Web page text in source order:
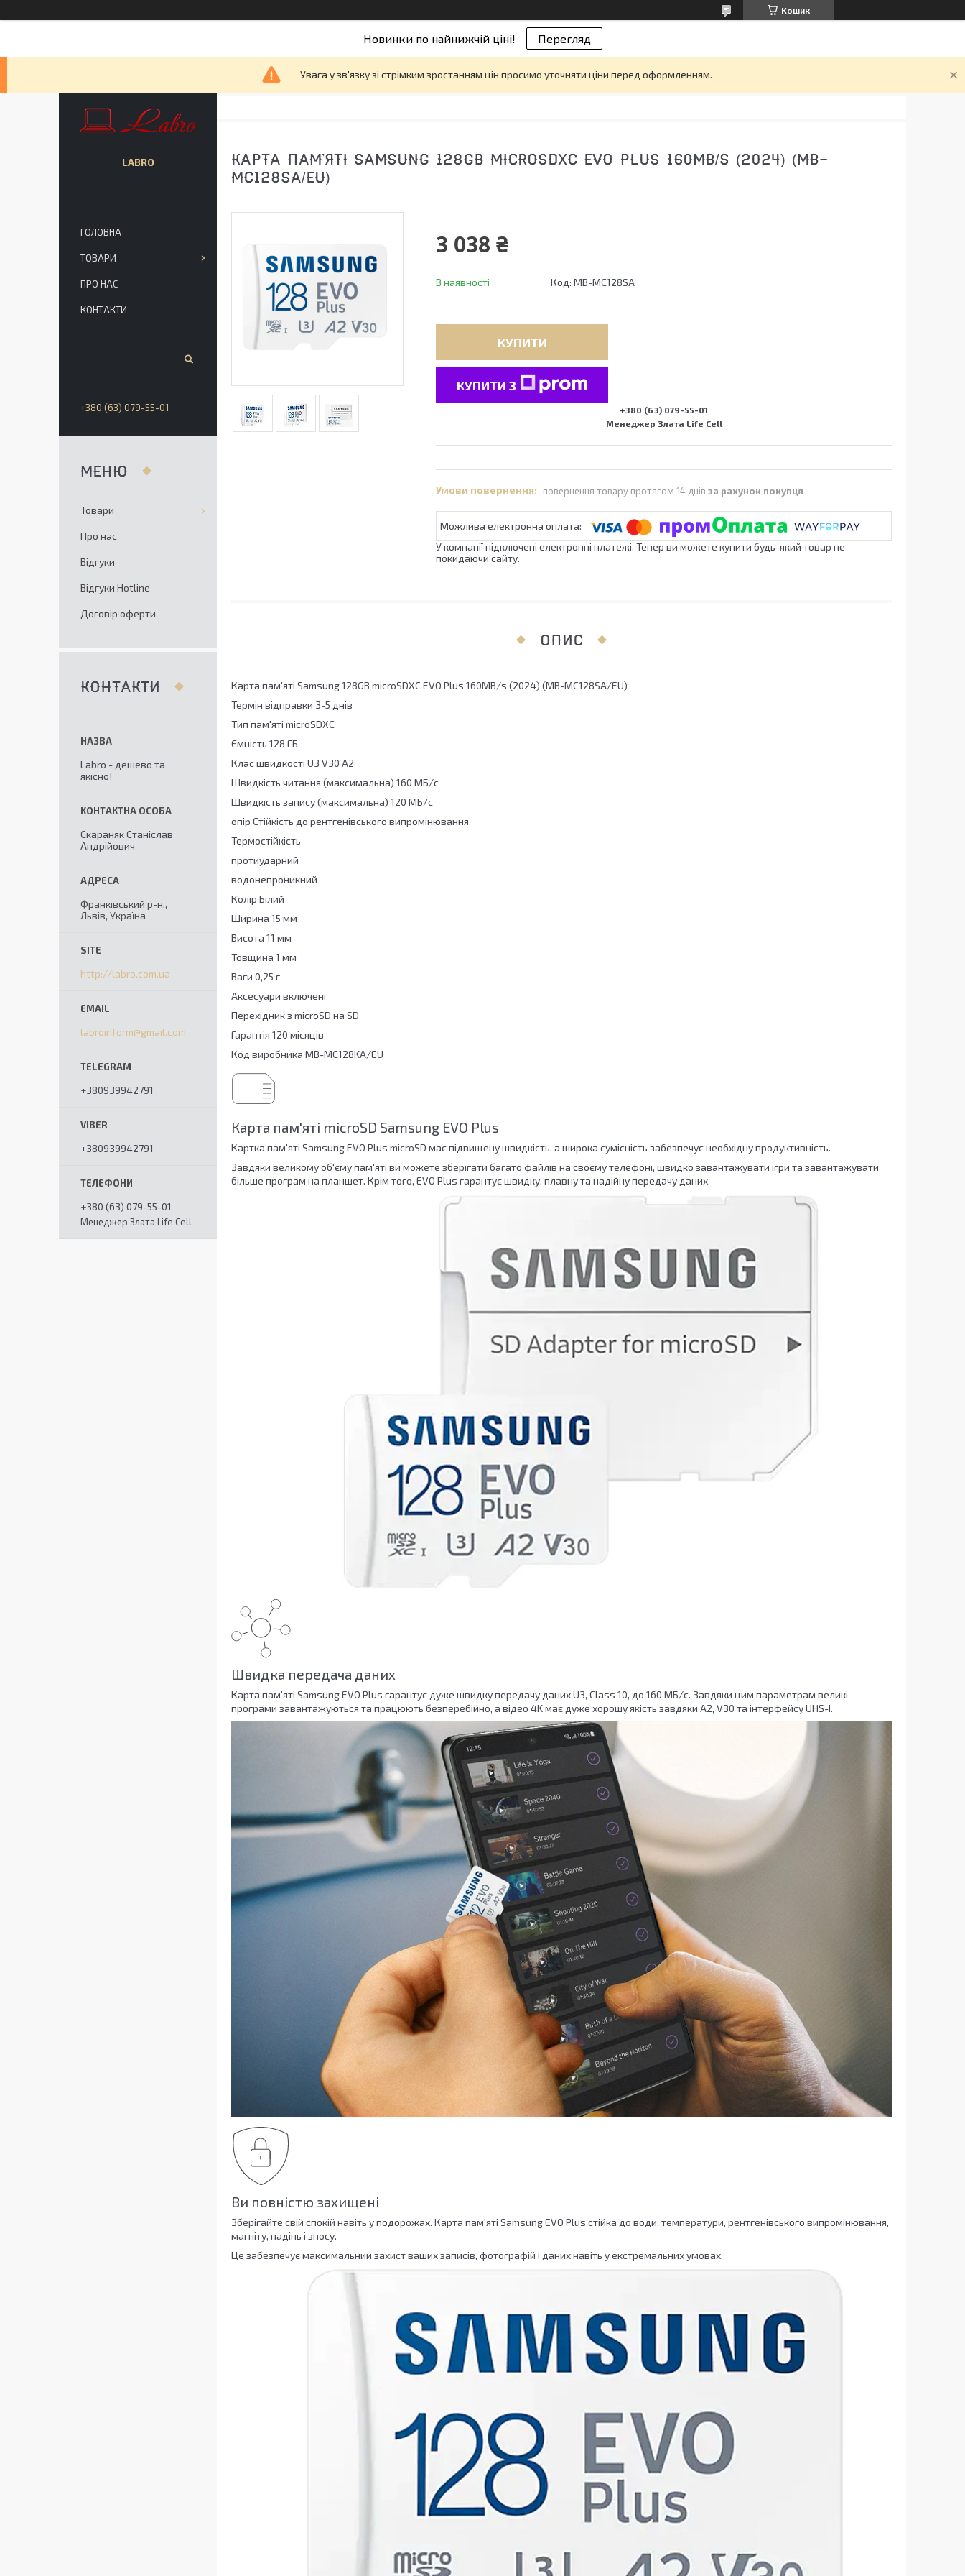
Кошик
Новинки по найнижчій ціні! Перегляд
Увага у зв'язку зі стрімким зростанням цін просимо уточняти ціни перед оформленням.
КАРТА ПАМ'ЯТІ SAMSUNG 128GB MICROSDXC EVO PLUS 160MB/S (2024) (MB-
MC128SA/EU)
3 038 ₴
В наявності Код: MB-MC128SA
КУПИТИ
КУПИТИ З
+380 (63) 079-55-01
Менеджер Злата Life Cell
повернення товару протягом 14 днів за рахунок покупця
У компанії підключені електронні платежі. Тепер ви можете купити будь-який товар не
покидаючи сайту.
ОПИС
Карта пам'яті Samsung 128GB microSDXC EVO Plus 160MB/s (2024) (MB-MC128SA/EU)
Термін відправки 3-5 днів
Тип пам'яті microSDXC
Ємність 128 ГБ
Клас швидкості U3 V30 A2
Швидкість читання (максимальна) 160 МБ/с
Швидкість запису (максимальна) 120 МБ/с
опір Стійкість до рентгенівського випромінювання
Термостійкість
протиударний
водонепроникний
Колір Білий
Ширина 15 мм
Висота 11 мм
Товщина 1 мм
Ваги 0,25 г
Аксесуари включені
Перехідник з microSD на SD
Гарантія 120 місяців
Код виробника MB-MC128KA/EU
Карта пам'яті microSD Samsung EVO Plus
Картка пам'яті Samsung EVO Plus microSD має підвищену швидкість, а широка сумісність забезпечує необхідну продуктивність.
Завдяки великому об'єму пам'яті ви можете зберігати багато файлів на своєму телефоні, швидко завантажувати ігри та завантажувати
більше програм на планшет. Крім того, EVO Plus гарантує швидку, плавну та надійну передачу даних.
Швидка передача даних
Карта пам'яті Samsung EVO Plus гарантує дуже швидку передачу даних U3, Class 10, до 160 МБ/с. Завдяки цим параметрам великі
програми завантажуються та працюють безперебійно, а відео 4K має дуже хорошу якість завдяки A2, V30 та інтерфейсу UHS-I.
Ви повністю захищені
Зберігайте свій спокій навіть у подорожах. Карта пам'яті Samsung EVO Plus стійка до води, температури, рентгенівського випромінювання,
магніту, падінь і зносу.
Це забезпечує максимальний захист ваших записів, фотографій і даних навіть у екстремальних умовах.
LABRO
ГОЛОВНА
ТОВАРИ
ПРО НАС
КОНТАКТИ
+380 (63) 079-55-01
Товари
Про нас
Відгуки
Відгуки Hotline
Договір оферти
КОНТАКТИ
Labro - дешево та
якісно!
Скараняк Станіслав
Андрійович
Франківський р-н.,
Львів, Україна
http://labro.com.ua
labroinform@gmail.com
+380939942791
+380939942791
+380 (63) 079-55-01
Менеджер Злата Life Cell